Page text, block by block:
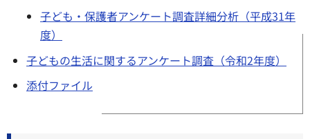
子ども・保護者アンケート調査詳細分析（平成31年
度）
子どもの生活に関するアンケート調査（令和2年度）
添付ファイル